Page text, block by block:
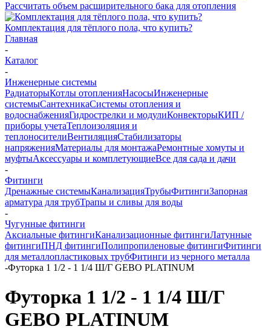
Рассчитать объем расширительного бака для отопления
Комплектация для тёплого пола, что купить?
Главная
-
Каталог
-
Инженерные системы
РадиаторыКотлы отопленияНасосыИнженерные
системыСантехникаСистемы отопления и
водоснабженияГидрострелки и модулиКонвекторыКИП /
приборы учетаТеплоизоляция и
теплоносителиВентиляцияСтабилизаторы
напряженияМатериалы для монтажаРемонтные хомуты и
муфтыАксессуары и комплетующиеВсе для сада и дачи
-
Фитинги
Дренажные системыКанализацияТрубыФитингиЗапорная
арматура для трубТрапы и сливы для воды
-
Чугунные фитинги
Аксиальные фитингиКанализационные фитингиЛатунные
фитингиПНД фитингиПолипропиленовые фитингиФитинги
для металлопластиковых трубФитинги из черного металла
-Футорка 1 1/2 - 1 1/4 Ш/Г GEBO PLATINUM
Футорка 1 1/2 - 1 1/4 Ш/Г
GEBO PLATINUM